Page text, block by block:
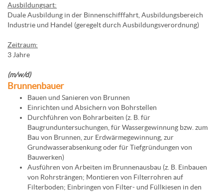
Ausbildungsart:
Duale Ausbildung in der Binnenschifffahrt, Ausbildungsbereich
Industrie und Handel (geregelt durch Ausbildungsverordnung)
Zeitraum:
3 Jahre
(m/w/d)
Brunnenbauer
Bauen und Sanieren von Brunnen
Einrichten und Absichern von Bohrstellen
Durchführen von Bohrarbeiten (z. B. für
Baugrunduntersuchungen, für Wassergewinnung bzw. zum
Bau von Brunnen, zur Erdwärmegewinnung, zur
Grundwasserabsenkung oder für Tiefgründungen von
Bauwerken)
Ausführen von Arbeiten im Brunnenausbau (z. B. Einbauen
von Rohrsträngen; Montieren von Filterrohren auf
Filterboden; Einbringen von Filter- und Füllkiesen in den